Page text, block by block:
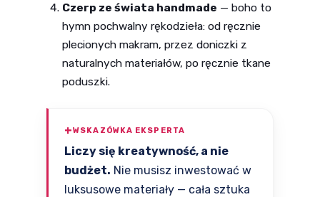
Czerp ze świata handmade — boho to
hymn pochwalny rękodzieła: od ręcznie
plecionych makram, przez doniczki z
naturalnych materiałów, po ręcznie tkane
poduszki.
WSKAZÓWKA EKSPERTA
Liczy się kreatywność, a nie
budżet. Nie musisz inwestować w
luksusowe materiały — cała sztuka